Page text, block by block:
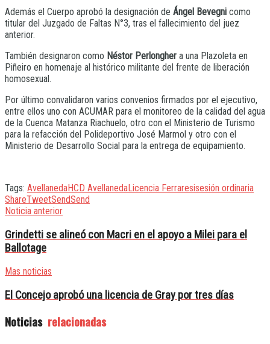
Además el Cuerpo aprobó la designación de Ángel Bevegni como
titular del Juzgado de Faltas N°3, tras el fallecimiento del juez
anterior.
También designaron como Néstor Perlongher a una Plazoleta en
Piñeiro en homenaje al histórico militante del frente de liberación
homosexual.
Por último convalidaron varios convenios firmados por el ejecutivo,
entre ellos uno con ACUMAR para el monitoreo de la calidad del agua
de la Cuenca Matanza Riachuelo, otro con el Ministerio de Turismo
para la refacción del Polideportivo José Marmol y otro con el
Ministerio de Desarrollo Social para la entrega de equipamiento.
Tags: AvellanedaHCD AvellanedaLicencia Ferraresisesión ordinaria
ShareTweetSendSend
Noticia anterior
Grindetti se alineó con Macri en el apoyo a Milei para el
Ballotage
Mas noticias
El Concejo aprobó una licencia de Gray por tres días
Noticias relacionadas